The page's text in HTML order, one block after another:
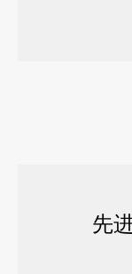
先